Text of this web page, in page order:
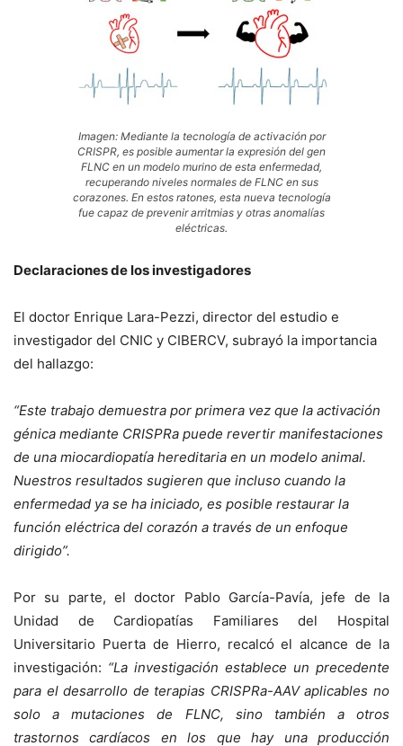
Imagen: Mediante la tecnología de activación por
CRISPR, es posible aumentar la expresión del gen
FLNC en un modelo murino de esta enfermedad,
recuperando niveles normales de FLNC en sus
corazones. En estos ratones, esta nueva tecnología
fue capaz de prevenir arritmias y otras anomalías
eléctricas.
Declaraciones de los investigadores
El doctor Enrique Lara-Pezzi, director del estudio e
investigador del CNIC y CIBERCV, subrayó la importancia
del hallazgo:
“Este trabajo demuestra por primera vez que la activación
génica mediante CRISPRa puede revertir manifestaciones
de una miocardiopatía hereditaria en un modelo animal.
Nuestros resultados sugieren que incluso cuando la
enfermedad ya se ha iniciado, es posible restaurar la
función eléctrica del corazón a través de un enfoque
dirigido”.
Por su parte, el doctor Pablo García-Pavía, jefe de la
Unidad de Cardiopatías Familiares del Hospital
Universitario Puerta de Hierro, recalcó el alcance de la
investigación: “La investigación establece un precedente
para el desarrollo de terapias CRISPRa-AAV aplicables no
solo a mutaciones de FLNC, sino también a otros
trastornos cardíacos en los que hay una producción